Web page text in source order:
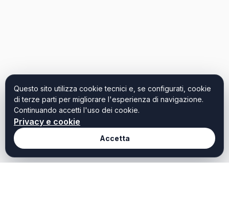
Questo sito utilizza cookie tecnici e, se configurati, cookie
di terze parti per migliorare l'esperienza di navigazione.
Continuando accetti l'uso dei cookie.
Privacy e cookie
Accetta